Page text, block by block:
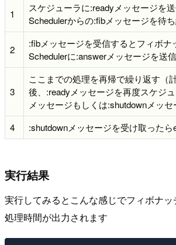
1
スケジューラに:readyメッセージを
Schedulerからの:fibメッセージを待
2
:fibメッセージを受信するとフィボナ
Schedulerに:answerメッセージを送
3
ここまでの処理を再帰で繰り返す（
後、:readyメッセージを再度スケジ
メッセージもしくは:shutdownメッ
4
:shutdownメッセージを受け取ったら
実行結果
実行してみるとこんな感じでフィボナ
処理時間が出力されます